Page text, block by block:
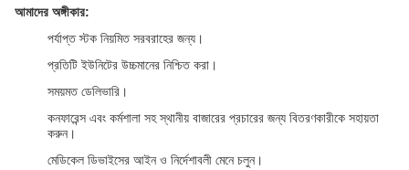
আমাদের অঙ্গীকার:
পর্যাপ্ত স্টক নিয়মিত সরবরাহের জন্য।
প্রতিটি ইউনিটের উচ্চমানের নিশ্চিত করা।
সময়মত ডেলিভারি।
কনফারেন্স এবং কর্মশালা সহ স্থানীয় বাজারের প্রচারের জন্য বিতরণকারীকে সহায়তা
করুন।
মেডিকেল ডিভাইসের আইন ও নির্দেশাবলী মেনে চলুন।